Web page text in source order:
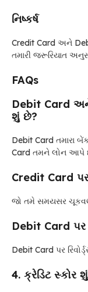
નિષ્કર્ષ
Credit Card અને
તમારી જરૂરિયાત
FAQs
Debit Card
શું છે?
Debit Card તમારા
Card તમને લોન આપે
Credit Card
જો તમે સમયસર
Debit Card પર
Debit Card પર
4. ક્રેડિટ સ્કોર